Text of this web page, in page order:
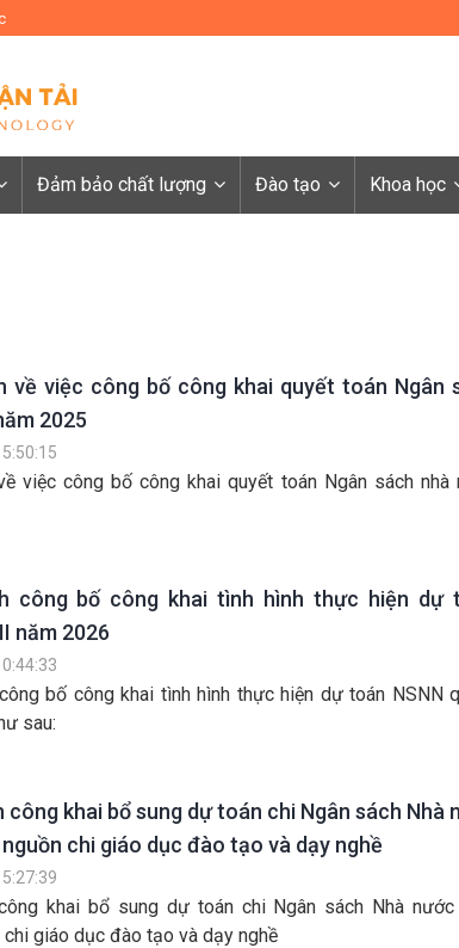
Đảm bảo chất lượng Đào tạo Khoa học
về việc công bố công khai quyết toán Ngân
2025
việc công bố công khai quyết toán Ngân sách nhà
công bố công khai tình hình thực hiện dự
năm 2026
bố công khai tình hình thực hiện dự toán NSNN
sau:
công khai bổ sung dự toán chi Ngân sách Nhà
chi giáo dục đào tạo và dạy nghề
khai bổ sung dự toán chi Ngân sách Nhà nước
chi giáo dục đào tạo và dạy nghề